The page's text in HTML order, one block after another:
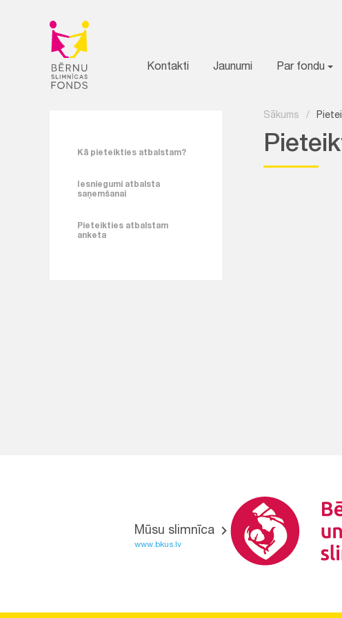
Kontakti Jaunumi Par fondu
Kā pieteikties atbalstam?
Iesniegumi atbalsta
saņemšanai
Pieteikties atbalstam
anketa
Sākums /
Mūsu slimnīca
www.bkus.lv